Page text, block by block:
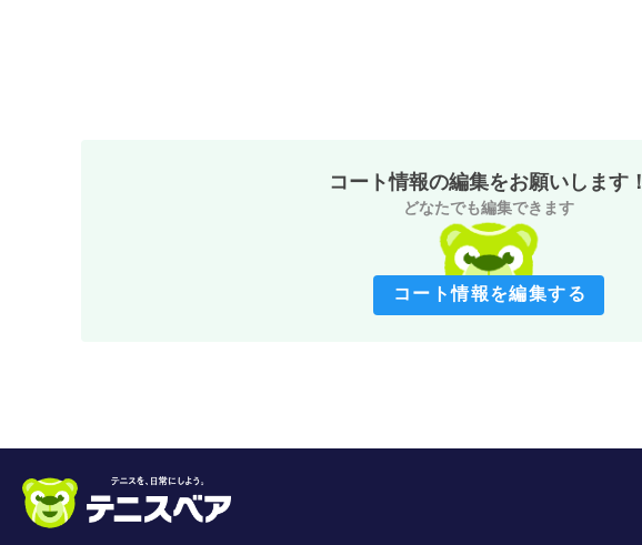
コート情報の編集をお願いします！
どなたでも編集できます
コート情報を編集する